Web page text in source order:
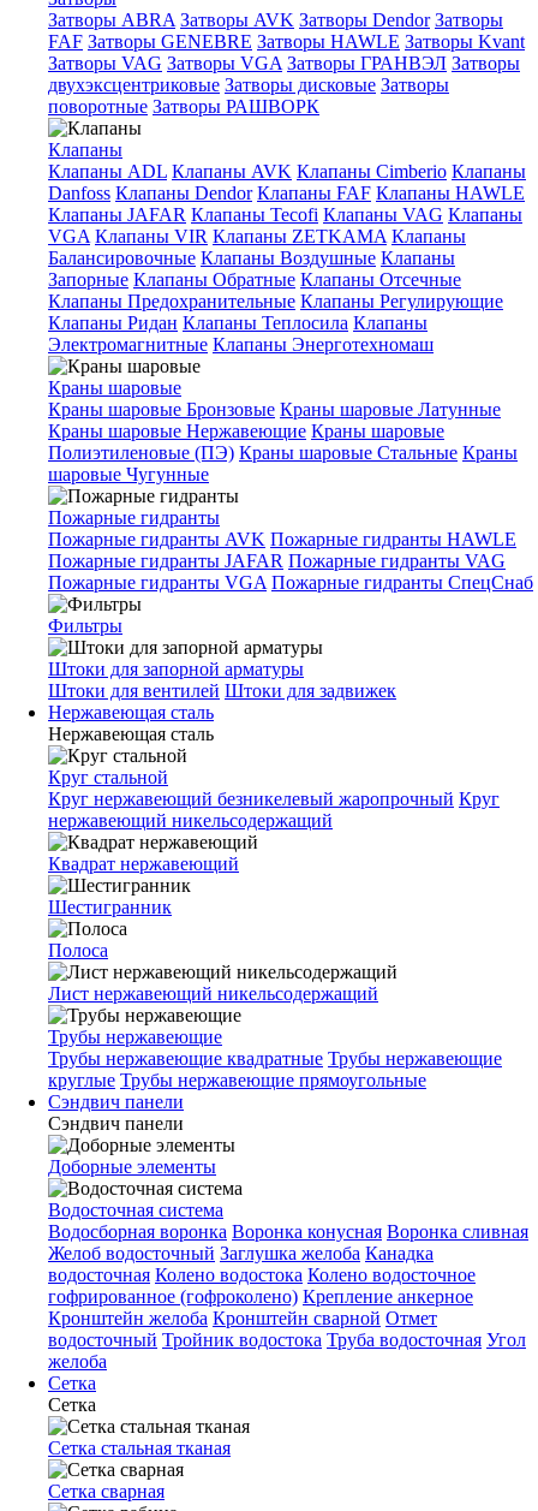
Затворы ABRA Затворы AVK Затворы Dendor Затворы
FAF Затворы GENEBRE Затворы HAWLE Затворы Kvant
Затворы VAG Затворы VGA Затворы ГРАНВЭЛ Затворы
двухэксцентриковые Затворы дисковые Затворы
поворотные Затворы РАШВОРК
Клапаны
Клапаны ADL Клапаны AVK Клапаны Cimberio Клапаны
Danfoss Клапаны Dendor Клапаны FAF Клапаны HAWLE
Клапаны JAFAR Клапаны Tecofi Клапаны VAG Клапаны
VGA Клапаны VIR Клапаны ZETKAMA Клапаны
Балансировочные Клапаны Воздушные Клапаны
Запорные Клапаны Обратные Клапаны Отсечные
Клапаны Предохранительные Клапаны Регулирующие
Клапаны Ридан Клапаны Теплосила Клапаны
Электромагнитные Клапаны Энерготехномаш
Краны шаровые
Краны шаровые Бронзовые Краны шаровые Латунные
Краны шаровые Нержавеющие Краны шаровые
Полиэтиленовые (ПЭ) Краны шаровые Стальные Краны
шаровые Чугунные
Пожарные гидранты
Пожарные гидранты AVK Пожарные гидранты HAWLE
Пожарные гидранты JAFAR Пожарные гидранты VAG
Пожарные гидранты VGA Пожарные гидранты СпецСнаб
Фильтры
Штоки для запорной арматуры
Штоки для вентилей Штоки для задвижек
Нержавеющая сталь
Нержавеющая сталь
Круг стальной
Круг нержавеющий безникелевый жаропрочный Круг
нержавеющий никельсодержащий
Квадрат нержавеющий
Шестигранник
Полоса
Лист нержавеющий никельсодержащий
Трубы нержавеющие
Трубы нержавеющие квадратные Трубы нержавеющие
круглые Трубы нержавеющие прямоугольные
Сэндвич панели
Сэндвич панели
Доборные элементы
Водосточная система
Водосборная воронка Воронка конусная Воронка сливная
Желоб водосточный Заглушка желоба Канадка
водосточная Колено водостока Колено водосточное
гофрированное (гофроколено) Крепление анкерное
Кронштейн желоба Кронштейн сварной Отмет
водосточный Тройник водостока Труба водосточная Угол
желоба
Сетка
Сетка
Сетка стальная тканая
Сетка сварная